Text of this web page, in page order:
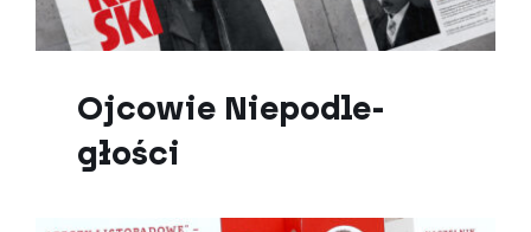
Ojcowie Niepodle­
głości